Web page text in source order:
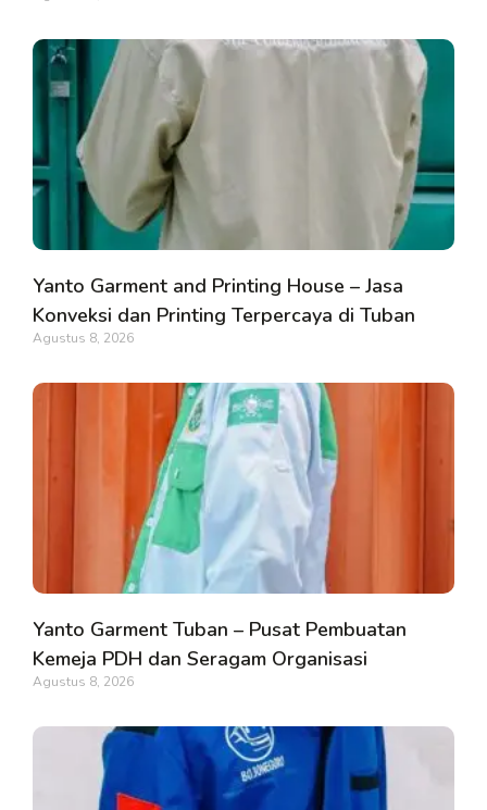
Yanto Garment and Printing House – Jasa
Konveksi dan Printing Terpercaya di Tuban
Agustus 8, 2026
Yanto Garment Tuban – Pusat Pembuatan
Kemeja PDH dan Seragam Organisasi
Agustus 8, 2026